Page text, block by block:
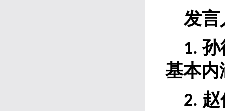
发言
1. 孙
基本内
2. 赵